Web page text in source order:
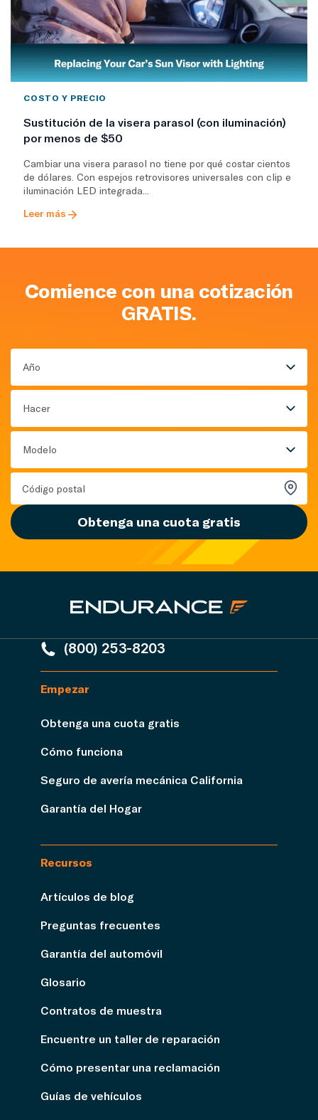
COSTO Y PRECIO
Sustitución de la visera parasol (con iluminación)
por menos de $50
Cambiar una visera parasol no tiene por qué costar cientos
de dólares. Con espejos retrovisores universales con clip e
iluminación LED integrada...
Leer más
Comience con una cotización
GRATIS.
Año
Hacer
Modelo
Obtenga una cuota gratis
(800) 253-8203
Empezar
Obtenga una cuota gratis
Cómo funciona
Seguro de avería mecánica California
Garantía del Hogar
Recursos
Artículos de blog
Preguntas frecuentes
Garantía del automóvil
Glosario
Contratos de muestra
Encuentre un taller de reparación
Cómo presentar una reclamación
Guías de vehículos